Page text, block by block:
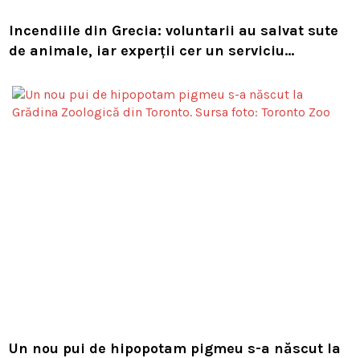
Incendiile din Grecia: voluntarii au salvat sute
de animale, iar experții cer un serviciu
Un nou pui de hipopotam pigmeu s-a născut la